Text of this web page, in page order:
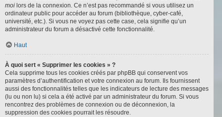
moi lors de la connexion. Ce n’est pas recommandé si vous utilisez un
ordinateur public pour accéder au forum (bibliothèque, cyber-café,
université, etc.). Si vous ne voyez pas cette case, cela signifie qu’un
administrateur du forum a désactivé cette fonctionnalité.
Haut
À quoi sert « Supprimer les cookies » ?
Cela supprime tous les cookies créés par phpBB qui conservent vos
paramètres d’authentification et votre connexion au forum. Ils fournissent
aussi des fonctionnalités telles que les indicateurs de lecture des messages
(lu ou non lu) si cela a été activé par un administrateur du forum. Si vous
rencontrez des problèmes de connexion ou de déconnexion, la
suppression des cookies pourrait les résoudre.